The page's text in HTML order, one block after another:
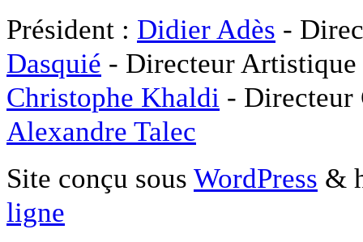
Président : Didier Adès -
Dasquié - Directeur
Christophe Khaldi -
Alexandre Talec
Site conçu sous WordPress &
ligne